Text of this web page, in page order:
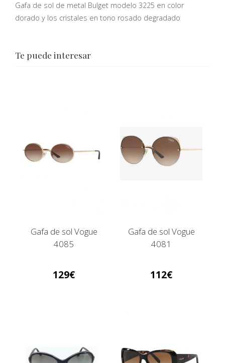
Gafa de sol de metal Bulget modelo 3225 en color
dorado y los cristales en tono rosado degradado
Te puede interesar
Gafa de sol Vogue
4085
129
Gafa de sol Vogue
4081
112